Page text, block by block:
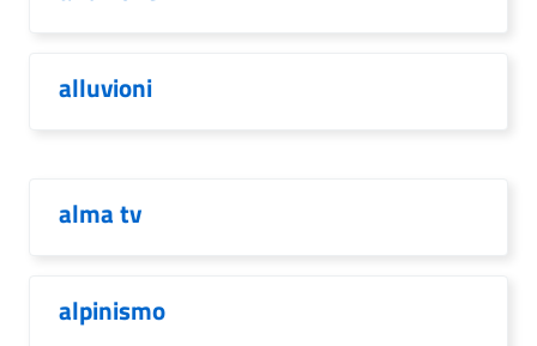
alluvioni
alma tv
alpinismo